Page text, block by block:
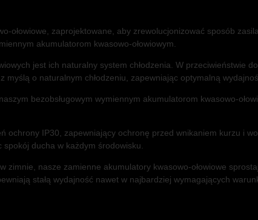
ołowiowe, zaprojektowane, aby zrewolucjonizować sposób
akumulatorom kwasowo-ołowiowym.
jest ich naturalny system chłodzenia. W przeciwieństwie
o naturalnym chłodzeniu, zapewniając optymalną
bezobsługowym wymiennym akumulatorom kwasowo-
ochrony IP30, zapewniający ochronę przed wnikaniem kurzu i
ducha w każdym środowisku.
nasze zamienne akumulatory kwasowo-ołowiowe
stałą wydajność nawet w najbardziej wymagających